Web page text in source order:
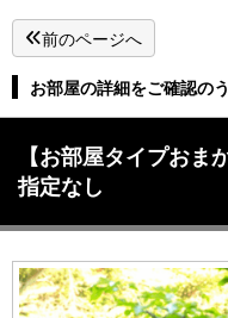
前のページへ
お部屋の詳細をご確認の
【お部屋タイプお
指定なし